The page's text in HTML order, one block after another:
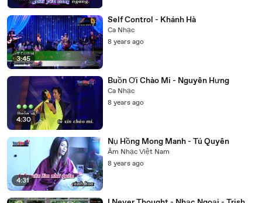
3:45
Self Control - Khánh Hà
Ca Nhạc
8 years ago
4:30
Buồn Ơi Chào Mi - Nguyên Hưng
Ca Nhạc
8 years ago
4:31
Nụ Hồng Mong Manh - Tú Quyên
Âm Nhạc Việt Nam
8 years ago